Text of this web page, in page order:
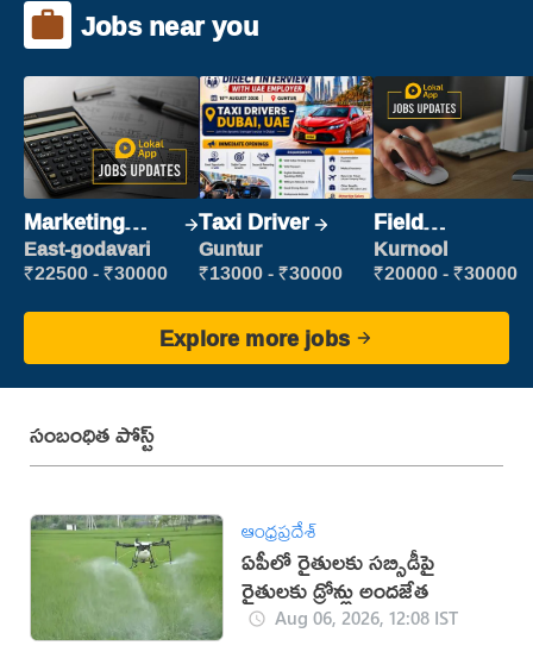
Jobs near you
Marketing
Executive
East-godavari
₹22500 - ₹30000
Taxi Driver
Guntur
₹13000 - ₹30000
Field
Marketing
Executive
Kurnool
₹20000 - ₹30000
Explore more jobs
సంబంధిత పోస్ట్
ఆంధ్రప్రదేశ్
ఏపీలో రైతులకు సబ్సిడీపై
రైతులకు డ్రోన్లు అందజేత
Aug 06, 2026, 12:08 IST